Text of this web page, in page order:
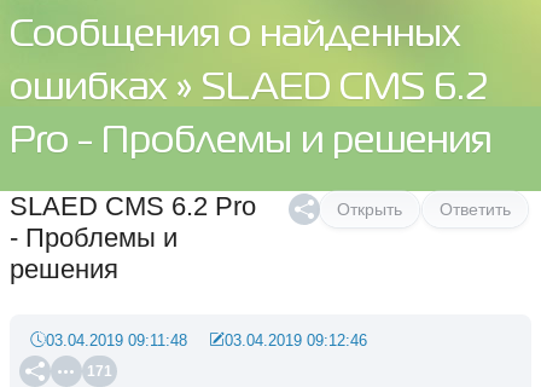
Сообщения о найденных
ошибках » SLAED CMS 6.2
Pro - Проблемы и решения
Открыть Ответить
SLAED CMS 6.2 Pro
- Проблемы и
решения
171
03.04.2019 09:11:48 03.04.2019 09:12:46